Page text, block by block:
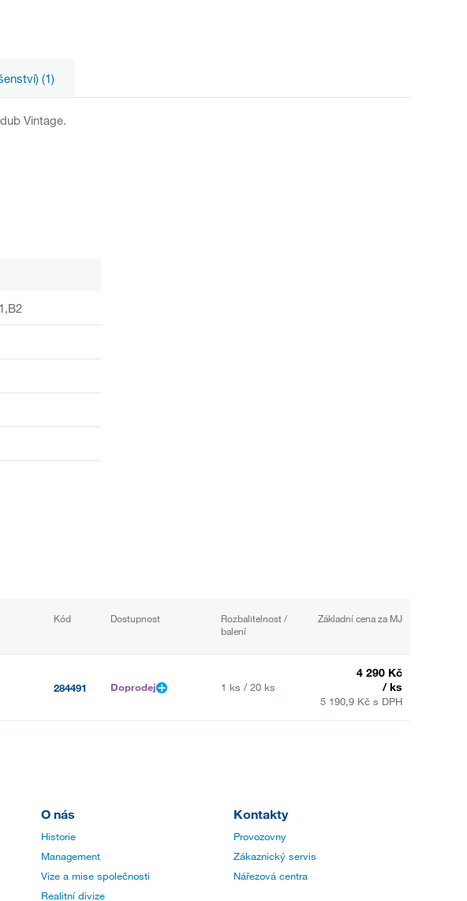
(1)
Vintage.
Kód Dostupnost
Rozbalitelnost /
balení
Základní cena za MJ
284491 Doprodej 1 ks / 20 ks
4 290 Kč
/ ks
5 190,9 Kč s DPH
O nás
Historie
Management
Vize a mise společnosti
Realitní divize
Kontakty
Provozovny
Zákaznický servis
Nářezová centra